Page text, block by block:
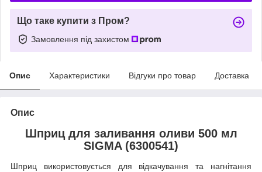
Що таке купити з Пром?
Замовлення під захистом
Опис Характеристики Відгуки про товар Доставка
Опис
Шприц для заливання оливи 500 мл
SIGMA (6300541)
Шприц використовується для відкачування та нагнітання